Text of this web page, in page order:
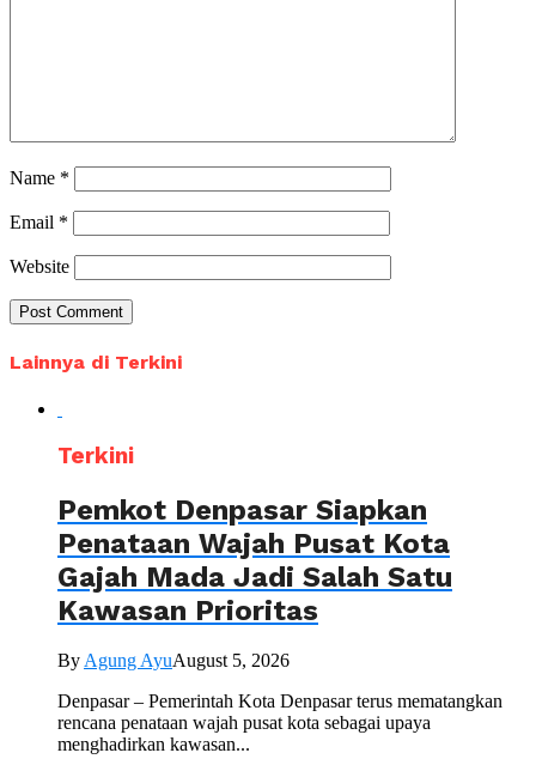
Name *
Email *
Website
Lainnya di Terkini
Terkini
Pemkot Denpasar Siapkan
Penataan Wajah Pusat Kota
Gajah Mada Jadi Salah Satu
Kawasan Prioritas
ByAgung AyuAugust 5, 2026
Denpasar – Pemerintah Kota Denpasar terus mematangkan
rencana penataan wajah pusat kota sebagai upaya
menghadirkan kawasan...